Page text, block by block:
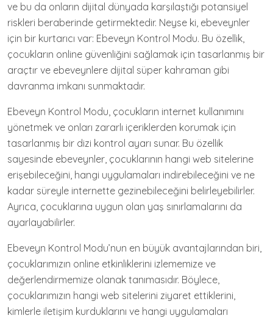
ve bu da onların dijital dünyada karşılaştığı potansiyel
riskleri beraberinde getirmektedir. Neyse ki, ebeveynler
için bir kurtarıcı var: Ebeveyn Kontrol Modu. Bu özellik,
çocukların online güvenliğini sağlamak için tasarlanmış bir
araçtır ve ebeveynlere dijital süper kahraman gibi
davranma imkanı sunmaktadır.
Ebeveyn Kontrol Modu, çocukların internet kullanımını
yönetmek ve onları zararlı içeriklerden korumak için
tasarlanmış bir dizi kontrol ayarı sunar. Bu özellik
sayesinde ebeveynler, çocuklarının hangi web sitelerine
erişebileceğini, hangi uygulamaları indirebileceğini ve ne
kadar süreyle internette gezinebileceğini belirleyebilirler.
Ayrıca, çocuklarına uygun olan yaş sınırlamalarını da
ayarlayabilirler.
Ebeveyn Kontrol Modu’nun en büyük avantajlarından biri,
çocuklarımızın online etkinliklerini izlememize ve
değerlendirmemize olanak tanımasıdır. Böylece,
çocuklarımızın hangi web sitelerini ziyaret ettiklerini,
kimlerle iletişim kurduklarını ve hangi uygulamaları